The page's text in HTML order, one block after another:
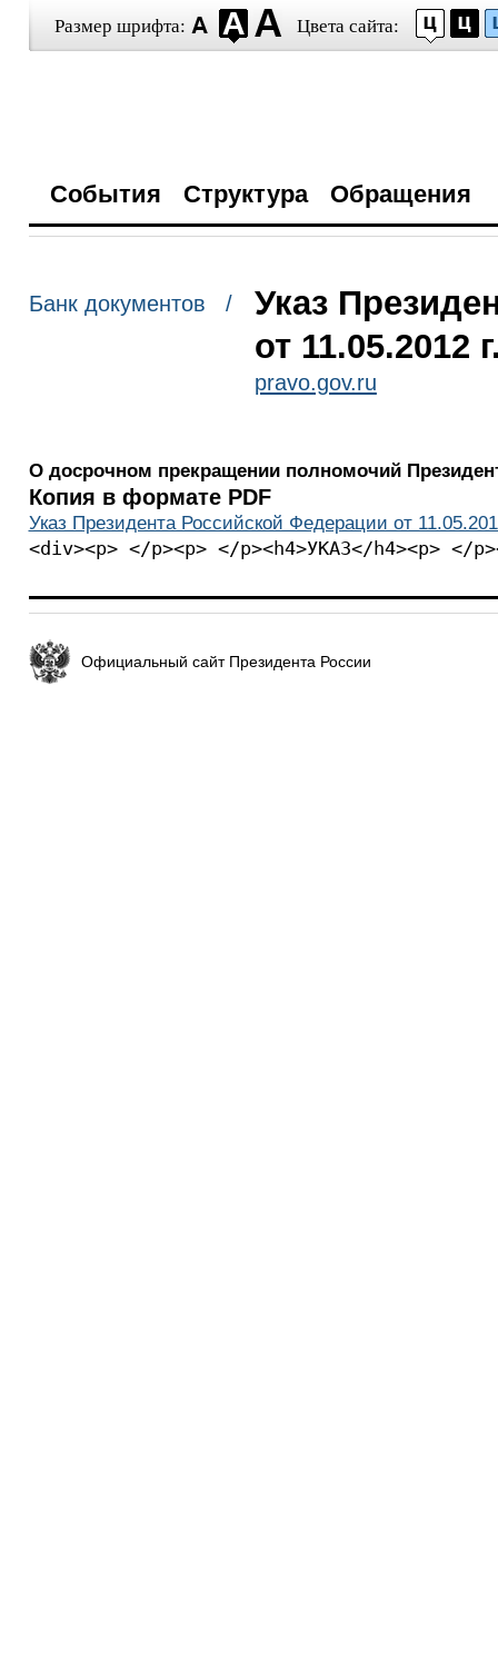
Размер шрифта: Цвета сайта:
События Структура Обращения
Банк документов /
Указ
от 11.05.2012
pravo.gov.ru
О досрочном прекращении полномочий
Копия в формате PDF
Указ Президента Российской Федерации от
<div><p> </p><p> </p><h4>УКАЗ</h4><p> </
Официальный сайт Президента России